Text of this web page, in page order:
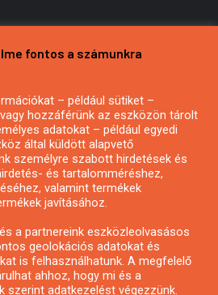
vagy hírlevél
fontos a számunkra
– például sütiket –
hozzáférünk az eszközön tárolt
adatokat – például egyedi
által küldött alapvető
személyre szabott hirdetések és
és tartalomméréshez,
valamint termékek
javításához.
a partnereink eszközleolvasásos
geolokációs adatokat és
is felhasználhatunk. A megfelelő
ahhoz, hogy mi és a
szerint adatkezelést végezzünk.